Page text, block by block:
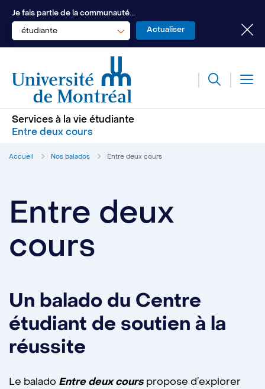
Je fais partie de la communauté...
étudiante
Services à la vie étudiante
Entre deux cours
Accueil Nos balados Entre deux cours
Entre deux
cours
Un balado du Centre
étudiant de soutien à la
réussite
Le balado Entre deux courspropose d’explorer